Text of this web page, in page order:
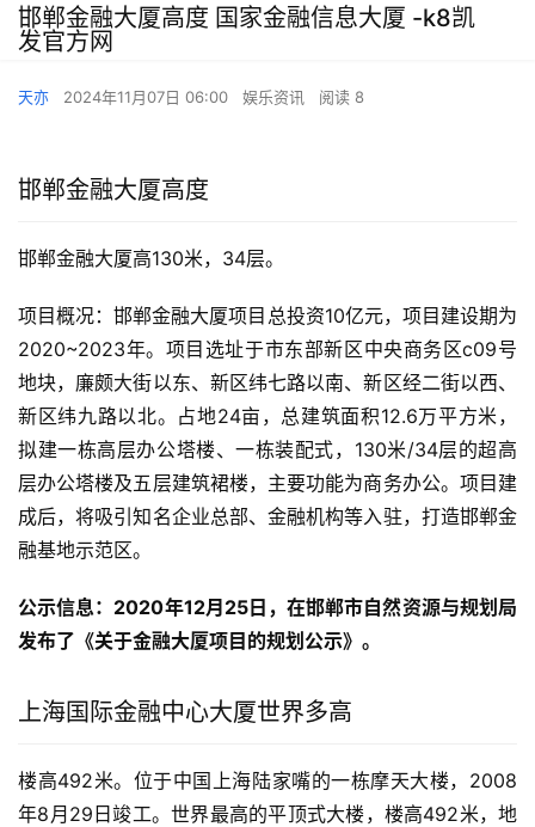
邯郸金融大厦高度 国家金融信息大厦 -k8凯
发官方网
天亦 2024年11月07日 06:00 娱乐资讯 阅读 8
邯郸金融大厦高度
邯郸金融大厦高130米，34层。
项目概况：邯郸金融大厦项目总投资10亿元，项目建设期为
2020~2023年。项目选址于市东部新区中央商务区c09号
地块，廉颇大街以东、新区纬七路以南、新区经二街以西、
新区纬九路以北。占地24亩，总建筑面积12.6万平方米，
拟建一栋高层办公塔楼、一栋装配式，130米/34层的超高
层办公塔楼及五层建筑裙楼，主要功能为商务办公。项目建
成后，将吸引知名企业总部、金融机构等入驻，打造邯郸金
融基地示范区。
公示信息：2020年12月25日，在邯郸市自然资源与规划局
发布了《关于金融大厦项目的规划公示》。
上海国际金融中心大厦世界多高
楼高492米。位于中国上海陆家嘴的一栋摩天大楼，2008
年8月29日竣工。世界最高的平顶式大楼，楼高492米，地